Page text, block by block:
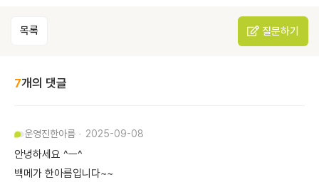
목록 질문하기
7개의 댓글
운영진한아름 2025-09-08
안녕하세요 ^ㅡ^
백메가 한아름입니다~~